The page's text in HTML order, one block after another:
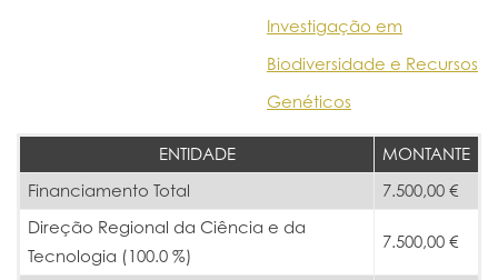
Investigação em
Biodiversidade e Recursos
Genéticos
ENTIDADE
MONTANTE
Financiamento Total
7.500,00 €
Direção Regional da Ciência e da
Tecnologia (100.0 %)
7.500,00 €